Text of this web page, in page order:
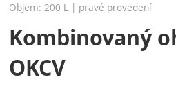
Objem: 200 L | pravé provedení
Kombinovaný
OKCV